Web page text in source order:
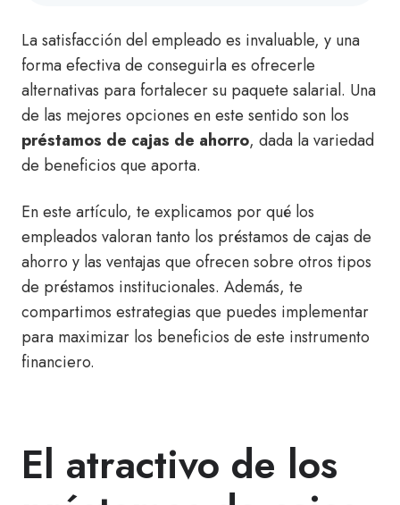
La satisfacción del empleado es invaluable, y una
forma efectiva de conseguirla es ofrecerle
alternativas para fortalecer su paquete salarial. Una
de las mejores opciones en este sentido son los
préstamos de cajas de ahorro, dada la variedad
de beneficios que aporta.
En este artículo, te explicamos por qué los
empleados valoran tanto los préstamos de cajas de
ahorro y las ventajas que ofrecen sobre otros tipos
de préstamos institucionales. Además, te
compartimos estrategias que puedes implementar
para maximizar los beneficios de este instrumento
financiero.
El atractivo de los